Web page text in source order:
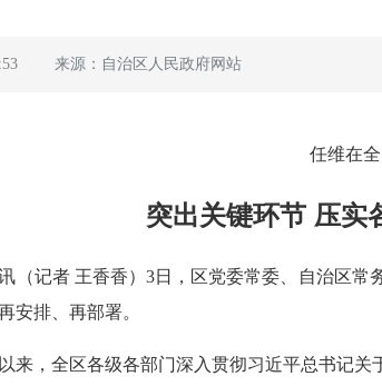
来源：自治区人民政府网站
任维在
突出关键环节 压实
（记者 王香香）3日，区党委常委、自治区
安排、再部署。
来，全区各级各部门深入贯彻习近平总书记